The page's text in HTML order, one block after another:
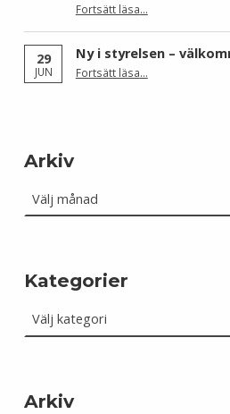
Fortsätt läsa“Wikimedia Sverige och Wikimedia Brasil får Sida-finansiering för att stärka civilsamhället kring fri kunskap”
…
29
JUN
Ny i styrelsen –
Fortsätt läsa“Ny i styrelsen – välkommen Antonio Molin!”
…
Arkiv
Kategorier
Arkiv